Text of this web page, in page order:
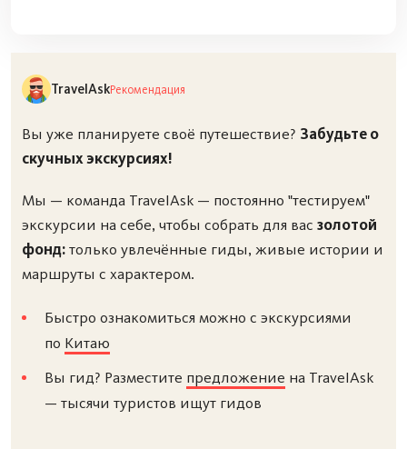
TravelAskРекомендация
Вы уже планируете своё путешествие? Забудьте о
скучных экскурсиях!
Мы — команда TravelAsk — постоянно "тестируем"
экскурсии на себе, чтобы собрать для вас золотой
фонд: только увлечённые гиды, живые истории и
маршруты с характером.
Быстро ознакомиться можно с экскурсиями
по Китаю
Вы гид? Разместите предложение на TravelAsk
— тысячи туристов ищут гидов